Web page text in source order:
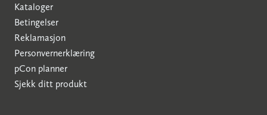
Kataloger
Betingelser
Reklamasjon
Personvernerklæring
pCon planner
Sjekk ditt produkt